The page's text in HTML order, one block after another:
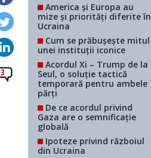
3
America și Europa au
mize și priorități diferite în
Ucraina
Cum se prăbușește mitul
unei instituții iconice
Acordul Xi – Trump de la
Seul, o soluție tactică
temporară pentru ambele
părți
De ce acordul privind
Gaza are o semnificație
globală
Ipoteze privind războiul
din Ucraina